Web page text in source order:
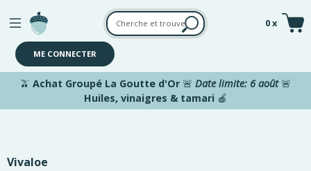
Aller au contenu principal
0 x
ME CONNECTER
🫒 Achat Groupé La Goutte d'Or 🚨 Date limite: 6 août🚨
Huiles, vinaigres & tamari 🍎
Vivaloe